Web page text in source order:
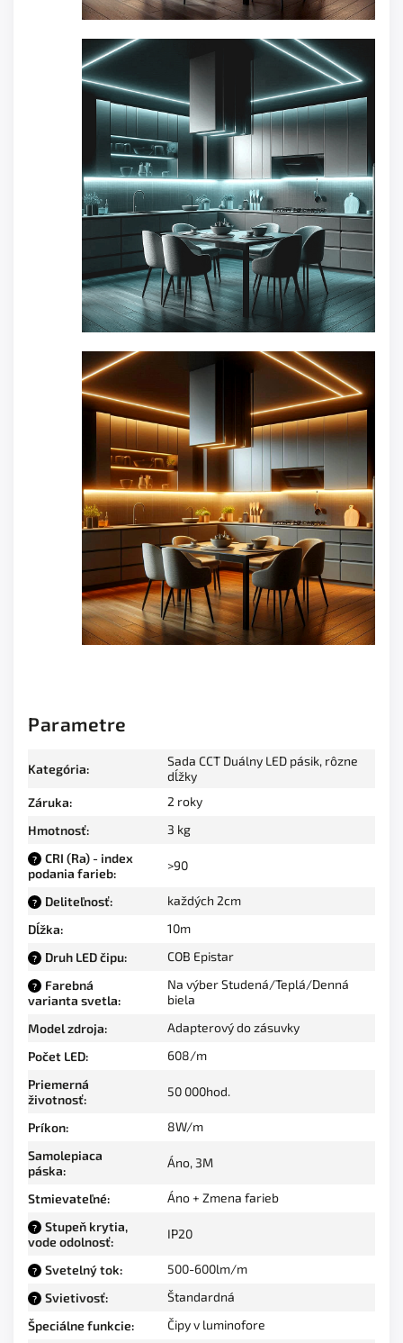
Parametre
Kategória:
Sada CCT Duálny LED pásik, rôzne
dĺžky
Záruka:
2 roky
Hmotnosť: 3 kg
?
CRI (Ra) - index
podania farieb:
>90
? Deliteľnosť:
každých 2cm
Dĺžka: 10m
? Druh LED čipu: COB Epistar
?
Farebná
varianta svetla:
Na výber Studená/Teplá/Denná
biela
Model zdroja:
Adapterový do zásuvky
Počet LED:
608/m
Priemerná
životnosť:
50 000hod.
Príkon:
8W/m
Samolepiaca
páska:
Áno, 3M
Stmievateľné: Áno + Zmena farieb
?
Stupeň krytia,
vode odolnosť:
IP20
? Svetelný tok: 500-600lm/m
? Svietivosť:
Štandardná
Špeciálne funkcie: Čipy v luminofore